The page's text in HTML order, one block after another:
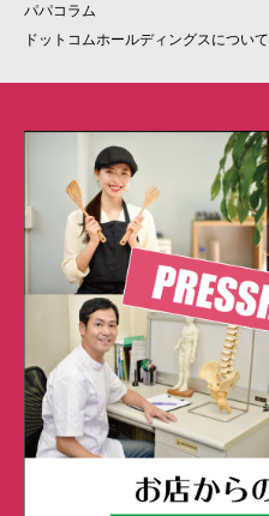
パパコラム
ドットコムホールディングスについて